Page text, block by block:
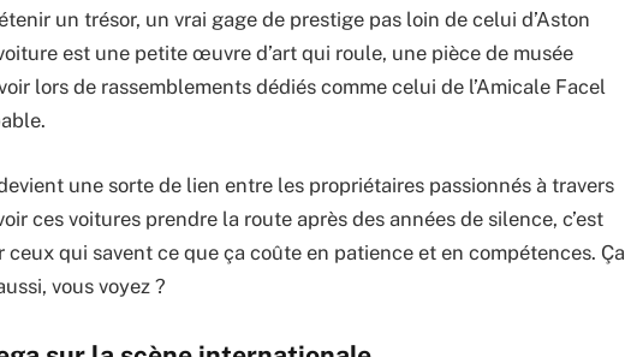
un trésor, un vrai gage de prestige pas loin de celui d’Aston
est une petite œuvre d’art qui roule, une pièce de musée
lors de rassemblements dédiés comme celui de l’Amicale Facel
une sorte de lien entre les propriétaires passionnés à travers
ces voitures prendre la route après des années de silence, c’est
ceux qui savent ce que ça coûte en patience et en compétences. Ça
vous voyez ?